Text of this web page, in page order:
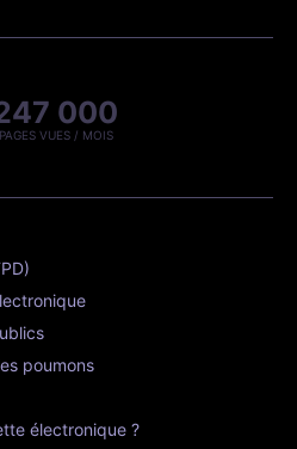
000
PAGES VUES / MOIS
poumons
électronique ?